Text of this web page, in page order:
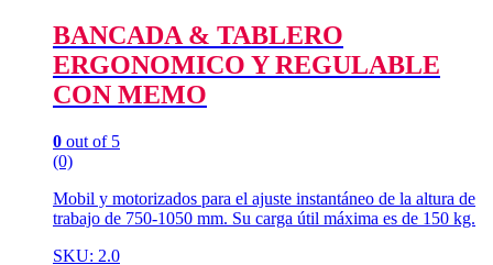
BANCADA & TABLERO
ERGONOMICO Y REGULABLE
CON MEMO
0 out of 5
(0)
Mobil y motorizados para el ajuste instantáneo de la altura de
trabajo de 750-1050 mm. Su carga útil máxima es de 150 kg.
SKU: 2.0